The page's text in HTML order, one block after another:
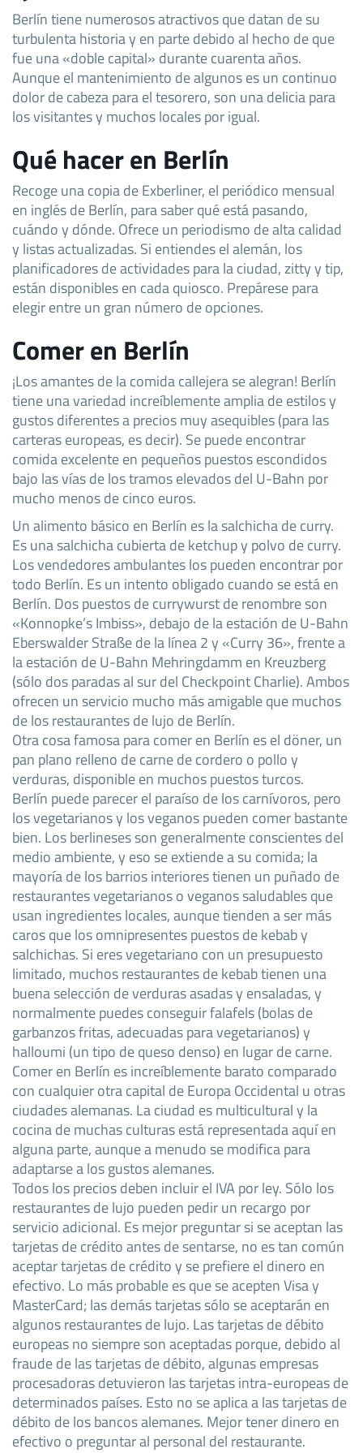
Berlín tiene numerosos atractivos que datan de su
turbulenta historia y en parte debido al hecho de que
fue una «doble capital» durante cuarenta años.
Aunque el mantenimiento de algunos es un continuo
dolor de cabeza para el tesorero, son una delicia para
los visitantes y muchos locales por igual.
Qué hacer en Berlín
Recoge una copia de Exberliner, el periódico mensual
en inglés de Berlín, para saber qué está pasando,
cuándo y dónde. Ofrece un periodismo de alta calidad
y listas actualizadas. Si entiendes el alemán, los
planificadores de actividades para la ciudad, zitty y tip,
están disponibles en cada quiosco. Prepárese para
elegir entre un gran número de opciones.
Comer en Berlín
¡Los amantes de la comida callejera se alegran! Berlín
tiene una variedad increíblemente amplia de estilos y
gustos diferentes a precios muy asequibles (para las
carteras europeas, es decir). Se puede encontrar
comida excelente en pequeños puestos escondidos
bajo las vías de los tramos elevados del U-Bahn por
mucho menos de cinco euros.
Un alimento básico en Berlín es la salchicha de curry.
Es una salchicha cubierta de ketchup y polvo de curry.
Los vendedores ambulantes los pueden encontrar por
todo Berlín. Es un intento obligado cuando se está en
Berlín. Dos puestos de currywurst de renombre son
«Konnopke’s Imbiss», debajo de la estación de U-Bahn
Eberswalder Straße de la línea 2 y «Curry 36», frente a
la estación de U-Bahn Mehringdamm en Kreuzberg
(sólo dos paradas al sur del Checkpoint Charlie). Ambos
ofrecen un servicio mucho más amigable que muchos
de los restaurantes de lujo de Berlín.
Otra cosa famosa para comer en Berlín es el döner, un
pan plano relleno de carne de cordero o pollo y
verduras, disponible en muchos puestos turcos.
Berlín puede parecer el paraíso de los carnívoros, pero
los vegetarianos y los veganos pueden comer bastante
bien. Los berlineses son generalmente conscientes del
medio ambiente, y eso se extiende a su comida; la
mayoría de los barrios interiores tienen un puñado de
restaurantes vegetarianos o veganos saludables que
usan ingredientes locales, aunque tienden a ser más
caros que los omnipresentes puestos de kebab y
salchichas. Si eres vegetariano con un presupuesto
limitado, muchos restaurantes de kebab tienen una
buena selección de verduras asadas y ensaladas, y
normalmente puedes conseguir falafels (bolas de
garbanzos fritas, adecuadas para vegetarianos) y
halloumi (un tipo de queso denso) en lugar de carne.
Comer en Berlín es increíblemente barato comparado
con cualquier otra capital de Europa Occidental u otras
ciudades alemanas. La ciudad es multicultural y la
cocina de muchas culturas está representada aquí en
alguna parte, aunque a menudo se modifica para
adaptarse a los gustos alemanes.
Todos los precios deben incluir el IVA por ley. Sólo los
restaurantes de lujo pueden pedir un recargo por
servicio adicional. Es mejor preguntar si se aceptan las
tarjetas de crédito antes de sentarse, no es tan común
aceptar tarjetas de crédito y se prefiere el dinero en
efectivo. Lo más probable es que se acepten Visa y
MasterCard; las demás tarjetas sólo se aceptarán en
algunos restaurantes de lujo. Las tarjetas de débito
europeas no siempre son aceptadas porque, debido al
fraude de las tarjetas de débito, algunas empresas
procesadoras detuvieron las tarjetas intra-europeas de
determinados países. Esto no se aplica a las tarjetas de
débito de los bancos alemanes. Mejor tener dinero en
efectivo o preguntar al personal del restaurante.